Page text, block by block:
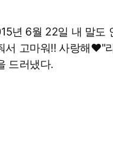
년 6월 22일 내 말도
서 고마워!! 사랑해♥"
드러냈다.